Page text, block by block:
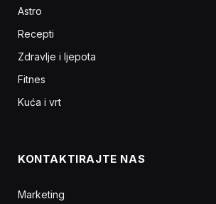
Astro
Recepti
Zdravlje i ljepota
Fitnes
Kuća i vrt
KONTAKTIRAJTE NAS
Marketing